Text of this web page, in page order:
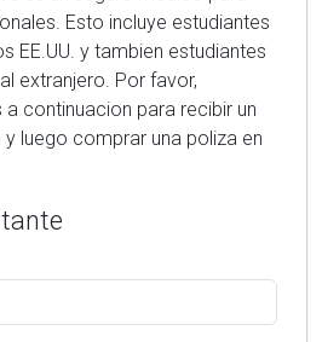
Esto incluye estudiantes
EE.UU. y tambien estudiantes
Por favor,
continuacion para recibir un
luego comprar una poliza en